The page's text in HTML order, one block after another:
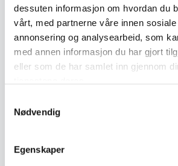
dessuten informasjon om hvordan du
vårt, med partnerne våre innen sosiale
annonsering og analysearbeid, som
med annen informasjon du har gjort
eller som de har samlet inn gjennom
Nødvendig
Egenskaper
Beskrivelse
Samling med tre eldre
ulike størrelser og utførelser.
• Fremstår som antikke
• Spor av eldre rødmaling på én